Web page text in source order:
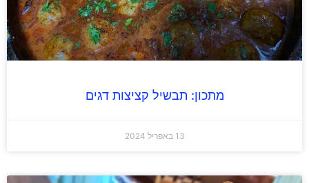
מתכון: תבשיל קציצות דגים